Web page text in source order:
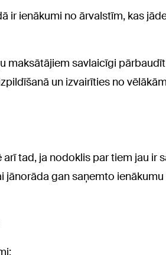
ir ienākumi no ārvalstīm, kas
maksātājiem savlaicīgi
un izvairīties no
tad, ja nodoklis par tiem jau ir
jānorāda gan saņemto